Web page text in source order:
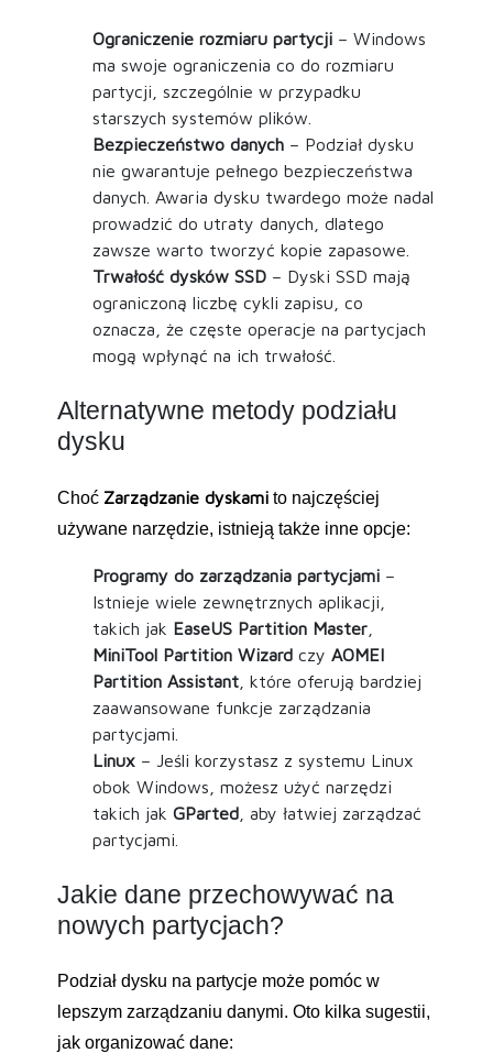
Ograniczenie rozmiaru partycji – Windows
ma swoje ograniczenia co do rozmiaru
partycji, szczególnie w przypadku
starszych systemów plików.
Bezpieczeństwo danych – Podział dysku
nie gwarantuje pełnego bezpieczeństwa
danych. Awaria dysku twardego może nadal
prowadzić do utraty danych, dlatego
zawsze warto tworzyć kopie zapasowe.
Trwałość dysków SSD – Dyski SSD mają
ograniczoną liczbę cykli zapisu, co
oznacza, że częste operacje na partycjach
mogą wpłynąć na ich trwałość.
Alternatywne metody podziału
dysku
Choć Zarządzanie dyskami to najczęściej
używane narzędzie, istnieją także inne opcje:
Programy do zarządzania partycjami –
Istnieje wiele zewnętrznych aplikacji,
takich jak EaseUS Partition Master
MiniTool Partition Wizard czy AOMEI
Partition Assistant , które oferują bardziej
zaawansowane funkcje zarządzania
partycjami.
Linux – Jeśli korzystasz z systemu Linux
obok Windows, możesz użyć narzędzi
takich jak GParted , aby łatwiej zarządzać
partycjami.
Jakie dane przechowywać na
nowych partycjach?
Podział dysku na partycje może pomóc w
lepszym zarządzaniu danymi. Oto kilka sugestii,
jak organizować dane: